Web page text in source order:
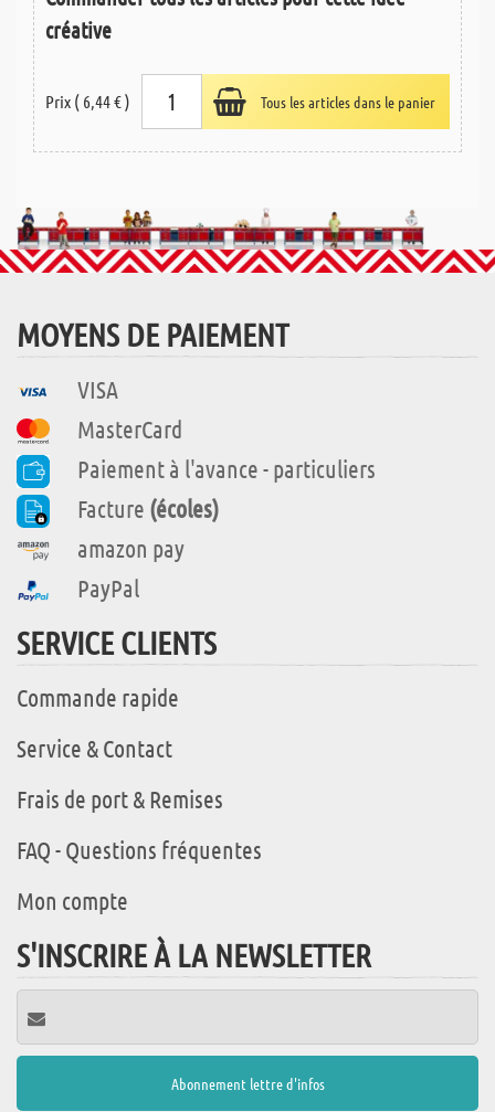
créative
Prix ( 6,44 € ) Tous les articles dans le panier
MOYENS DE PAIEMENT
VISA
MasterCard
Paiement à l'avance - particuliers
Facture (écoles)
amazon pay
PayPal
SERVICE CLIENTS
Commande rapide
Service & Contact
Frais de port & Remises
FAQ - Questions fréquentes
Mon compte
S'INSCRIRE À LA NEWSLETTER